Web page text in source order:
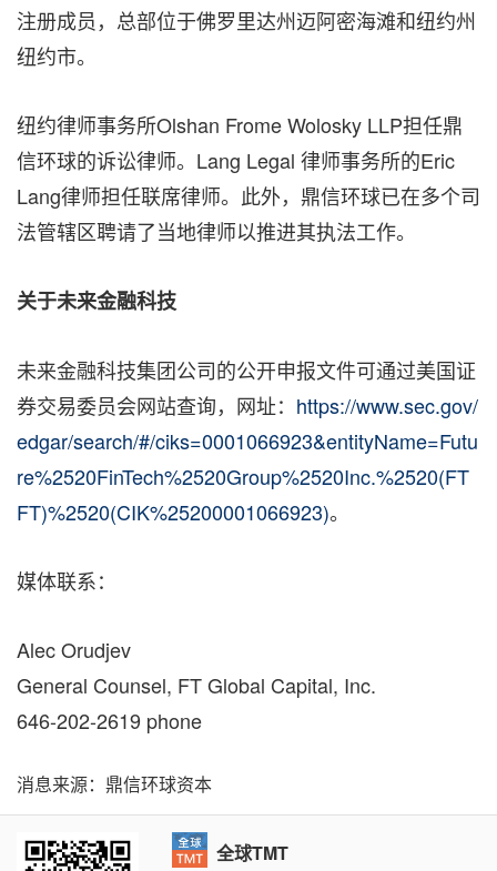
注册成员，总部位于佛罗里达州迈阿密海滩和纽约州
纽约市。
纽约律师事务所Olshan Frome Wolosky LLP担任鼎
信环球的诉讼律师。 Lang Legal 律师事务所的Eric
Lang律师担任联席律师。此外，鼎信环球已在多个司
法管辖区聘请了当地律师以推进其执法工作。
关于未来金融科技
未来金融科技集团公司的公开申报文件可通过美国证
券交易委员会网站查询，网址： https://www.sec.gov/
edgar/search/#/ciks=0001066923&entityName=Futu
re%2520FinTech%2520Group%2520Inc.%2520(FT
FT)%2520(CIK%25200001066923)。
媒体联系：
Alec Orudjev
General Counsel, FT Global Capital, Inc.
646-202-2619 phone
消息来源：鼎信环球资本
全球TMT